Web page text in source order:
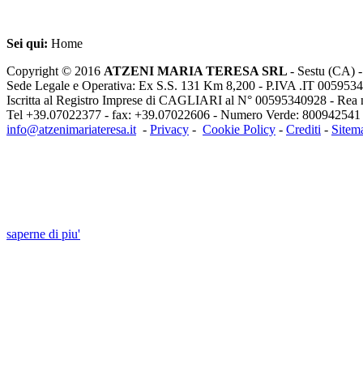
Sei qui: Home
Copyright © 2016 ATZENI MARIA TERESA SRL - Sestu (CA)
Sede Legale e Operativa: Ex S.S. 131 Km 8,200 - P.IVA .IT
Iscritta al Registro Imprese di CAGLIARI al N° 00595340928 - Rea
Tel +39.07022377 - fax: +39.07022606 - Numero Verde: 800942541
info@atzenimariateresa.it - Privacy - Cookie Policy - Crediti -
saperne di piu'